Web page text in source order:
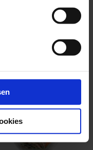
these